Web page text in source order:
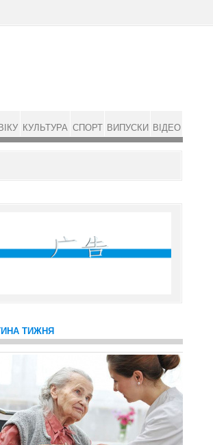
ТИЖНЯ
КУЛЬТУРА СПОРТ ВИПУСКИ ВІДЕО